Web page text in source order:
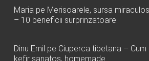
Maria pe Merisoarele, sursa
– 10 beneficii surprinzatoare
Dinu Emil pe Ciuperca tibetana –
kefir sanatos, homemade